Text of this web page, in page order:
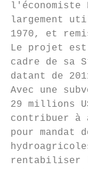
l'économiste
largement
1970, et
Le projet est
cadre de sa
datant de
Avec une
29 millions
contribuer à
pour mandat
rentabiliser